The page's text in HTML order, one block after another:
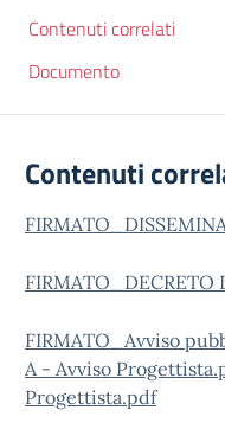
Contenuti correlati
Documento
Contenuti
FIRMATO_Avviso
A - Avviso
Progettista.pdf